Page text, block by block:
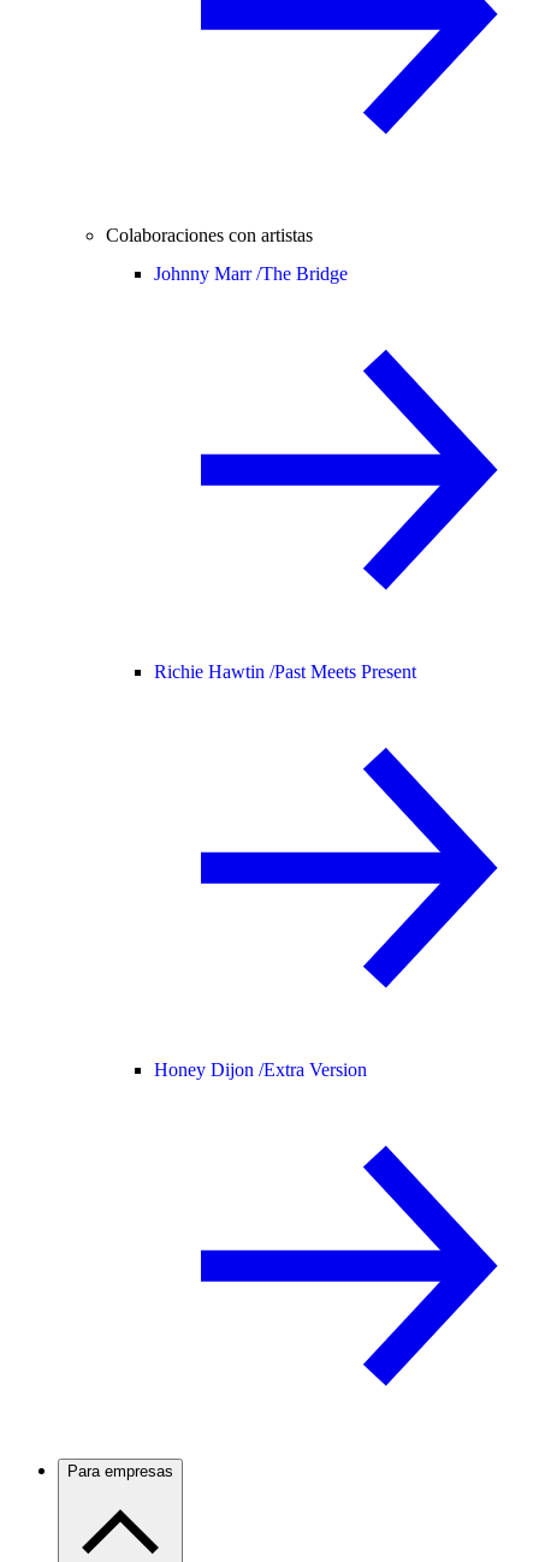
Colaboraciones con artistas
Johnny Marr /The Bridge
Richie Hawtin /Past Meets Present
Honey Dijon /Extra Version
Para empresas